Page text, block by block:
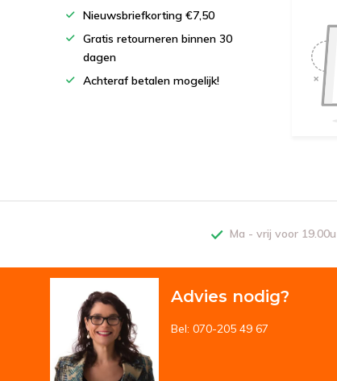
Nieuwsbriefkorting €7,50
Gratis retourneren binnen 30
dagen
Achteraf betalen mogelijk!
Ma - vrij voor
Advies nodig?
Bel: 070-205 49 67